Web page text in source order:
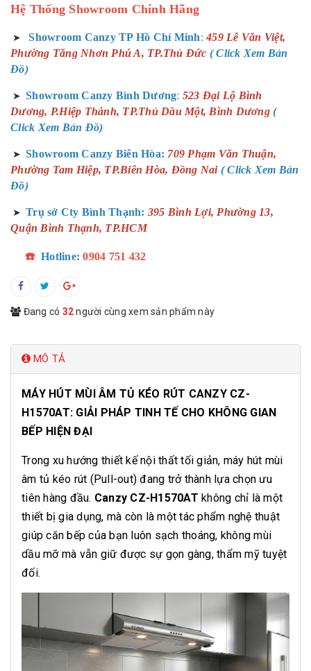
Hệ Thống Showroom Chính Hãng
➤ Showroom Canzy TP Hồ Chí Minh: 459 Lê Văn Việt,
Phường Tăng Nhơn Phú A, TP.Thủ Đức ( Click Xem Bản
Đồ)
➤ Showroom Canzy Bình Dương: 523 Đại Lộ Bình
Dương, P.Hiệp Thành, TP.Thủ Dầu Một, Bình Dương (
Click Xem Bản Đồ)
➤ Showroom Canzy Biên Hòa: 709 Phạm Văn Thuận,
Phường Tam Hiệp, TP.Biên Hòa, Đồng Nai ( Click Xem Bản
Đồ)
➤ Trụ sở Cty Bình Thạnh: 395 Bình Lợi, Phường 13,
Quận Bình Thạnh, TP.HCM
☎️ Hotline: 0904 751 432
Đang có 32người cùng xem sản phẩm này
MÔ TẢ
MÁY HÚT MÙI ÂM TỦ KÉO RÚT CANZY CZ-
H1570AT: GIẢI PHÁP TINH TẾ CHO KHÔNG GIAN
BẾP HIỆN ĐẠI
Trong xu hướng thiết kế nội thất tối giản, máy hút mùi
âm tủ kéo rút (Pull-out) đang trở thành lựa chọn ưu
tiên hàng đầu. Canzy CZ-H1570AT không chỉ là một
thiết bị gia dụng, mà còn là một tác phẩm nghệ thuật
giúp căn bếp của bạn luôn sạch thoáng, không mùi
dầu mỡ mà vẫn giữ được sự gọn gàng, thẩm mỹ tuyệt
đối.